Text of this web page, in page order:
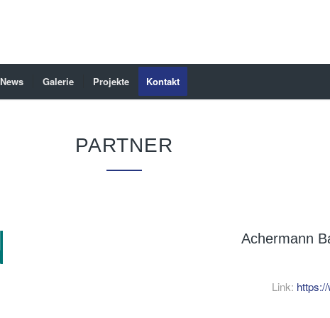
News Galerie Projekte Kontakt
PARTNER
Achermann
Link: